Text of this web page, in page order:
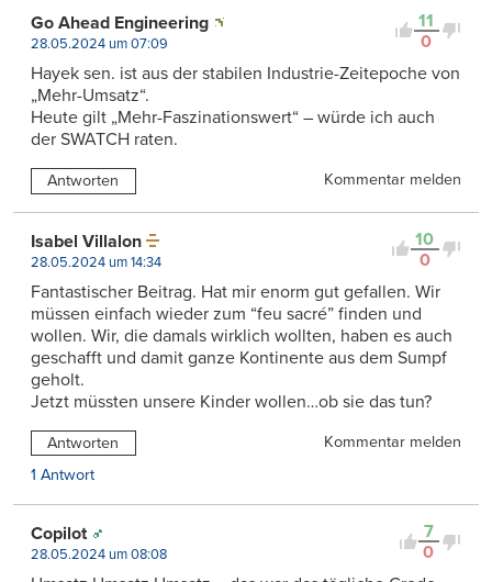
11
0
Go Ahead Engineering
28.05.2024 um 07:09
Hayek sen. ist aus der stabilen Industrie-Zeitepoche von
„Mehr-Umsatz“.
Heute gilt „Mehr-Faszinationswert“ – würde ich auch
der SWATCH raten.
Antworten Kommentar melden
10
0
Isabel Villalon
28.05.2024 um 14:34
Fantastischer Beitrag. Hat mir enorm gut gefallen. Wir
müssen einfach wieder zum “feu sacré” finden und
wollen. Wir, die damals wirklich wollten, haben es auch
geschafft und damit ganze Kontinente aus dem Sumpf
geholt.
Jetzt müssten unsere Kinder wollen…ob sie das tun?
Antworten
Kommentar melden
1 Antwort
7
0
Copilot
28.05.2024 um 08:08